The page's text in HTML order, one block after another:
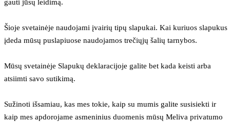
gauti jūsų leidimą.
Šioje svetainėje naudojami įvairių tipų slapukai. Kai kuriuos slapukus
įdeda mūsų puslapiuose naudojamos trečiųjų šalių tarnybos.
Mūsų svetainėje Slapukų deklaracijoje galite bet kada keisti arba
atsiimti savo sutikimą.
Sužinoti išsamiau, kas mes tokie, kaip su mumis galite susisiekti ir
kaip mes apdorojame asmeninius duomenis mūsų Meliva privatumo